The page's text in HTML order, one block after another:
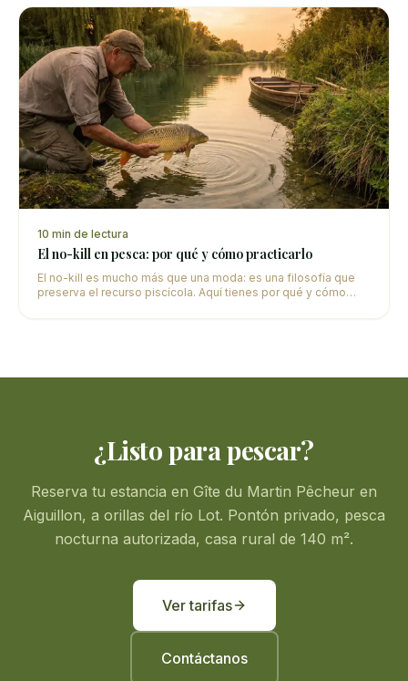
10 min de lectura
El no-kill en pesca: por qué y cómo practicarlo
El no-kill es mucho más que una moda: es una filosofía que
preserva el recurso piscícola. Aquí tienes por qué y cómo
¿Listo para pescar?
Reserva tu estancia en Gîte du Martin Pêcheur en
Aiguillon, a orillas del río Lot. Pontón privado, pesca
nocturna autorizada, casa rural de 140 m².
Ver tarifas
Contáctanos